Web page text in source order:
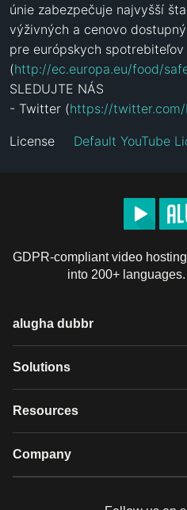
únie zabezpečuje najvyšší
výživných a cenovo
pre európskych spotrebiteľov
(http://ec.europa.eu/food/
SLEDUJTE NÁS
- Twitter (https://twitter.com/
License Default YouTube
GDPR-compliant video
into 200+
alugha dubbr
Overview
Glossary
Solutions
GDPR video hosting
Resources
Case studies
Company